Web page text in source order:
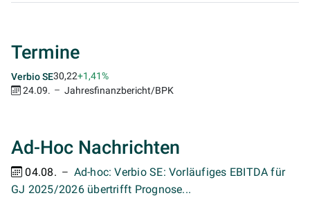
Termine
Verbio SE30,22+1,41%
24.09.
Jahresfinanzbericht/BPK
Ad-Hoc Nachrichten
04.08.
Ad-hoc: Verbio SE: Vorläufiges EBITDA für
GJ 2025/2026 übertrifft Prognose...